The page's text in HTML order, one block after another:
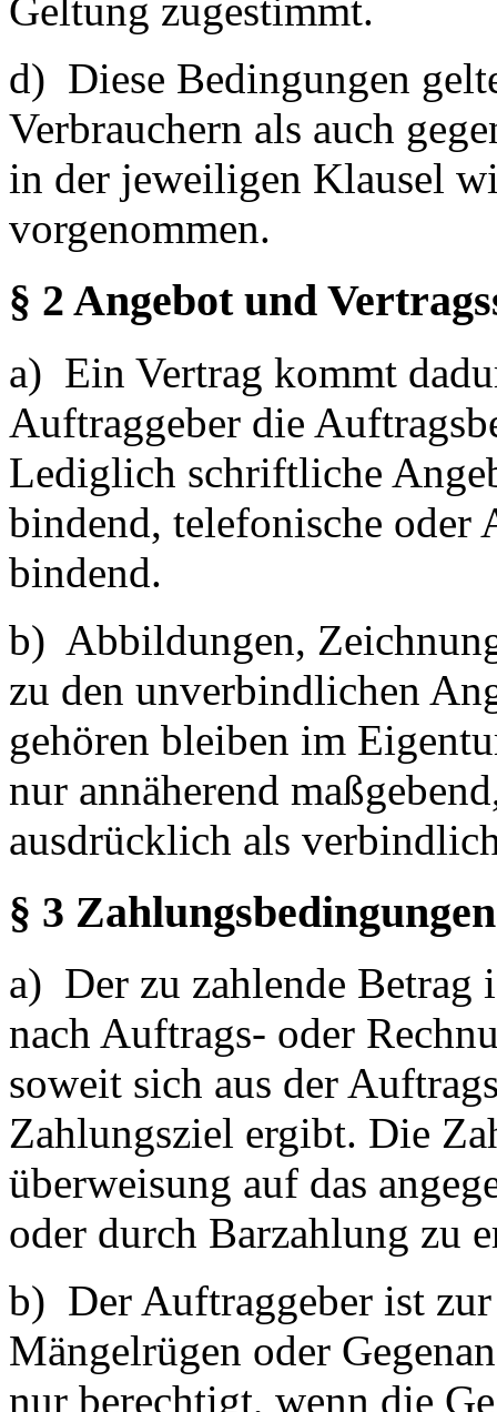
Geltung zugestimmt.
d) Diese Bedingungen
Verbrauchern als auch
in der jeweiligen Klausel
vorgenommen.
§ 2 Angebot und
a) Ein Vertrag kommt
Auftraggeber die
Lediglich schriftliche
bindend, telefonische oder
bindend.
b) Abbildungen,
zu den unverbindlichen
gehören bleiben im
nur annäherend
ausdrücklich als
§ 3 Zahlungsbedingungen
a) Der zu zahlende Betrag
nach Auftrags- oder
soweit sich aus der
Zahlungsziel ergibt. Die
überweisung auf das
oder durch Barzahlung zu
b) Der Auftraggeber ist
Mängelrügen oder
nur berechtigt, wenn die